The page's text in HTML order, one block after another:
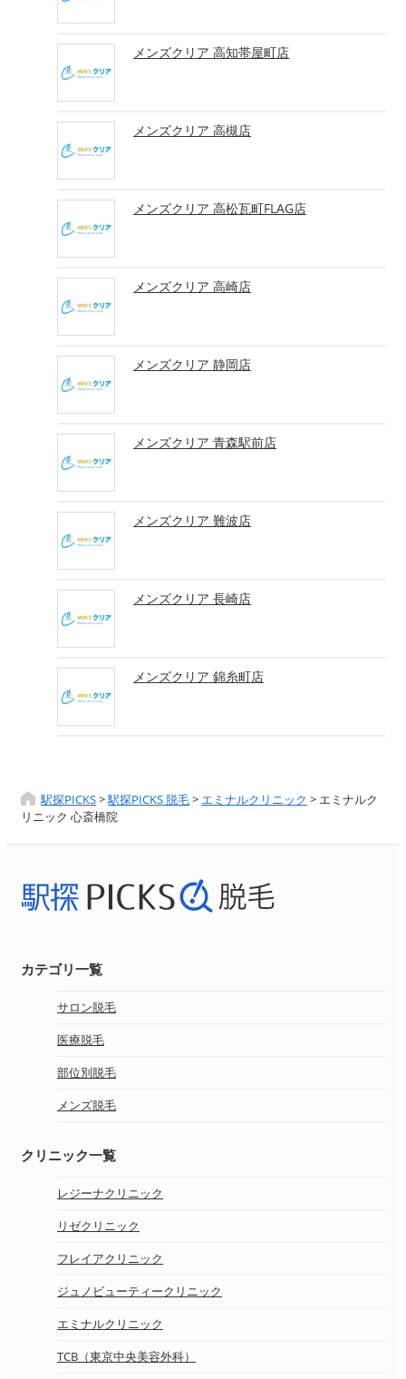
メンズクリア 高知帯屋町店
メンズクリア 高槻店
メンズクリア 高松瓦町FLAG店
メンズクリア 高崎店
メンズクリア 静岡店
メンズクリア 青森駅前店
メンズクリア 難波店
メンズクリア 長崎店
メンズクリア 錦糸町店
駅探PICKS>駅探PICKS 脱毛> エミナルクリニック > エミナルク
リニック 心斎橋院
カテゴリ一覧
サロン脱毛
医療脱毛
部位別脱毛
メンズ脱毛
クリニック一覧
レジーナクリニック
リゼクリニック
フレイアクリニック
ジュノビューティークリニック
エミナルクリニック
TCB（東京中央美容外科）